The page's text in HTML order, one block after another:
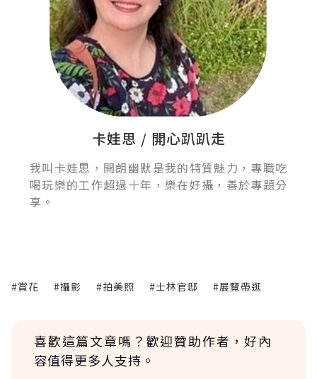
卡娃思 / 開心趴趴走
我叫卡娃思，開朗幽默是我的特質魅力，專職吃
喝玩樂的工作超過十年，樂在好攝，善於專題分
享。
#賞花 #攝影 #拍美照 #士林官邸 #展覽帶逛
喜歡這篇文章嗎？歡迎贊助作者，好內
容值得更多人支持。